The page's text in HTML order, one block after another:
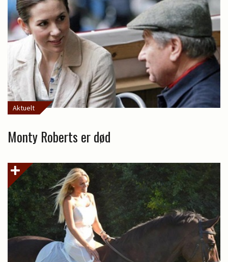
Aktuelt
Monty Roberts er død